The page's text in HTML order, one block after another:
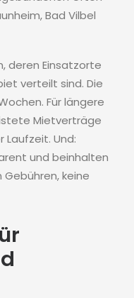
Bad Vilbel
deren Einsatzorte
verteilt sind. Die
Für längere
Mietverträge
Und:
und beinhalten
keine